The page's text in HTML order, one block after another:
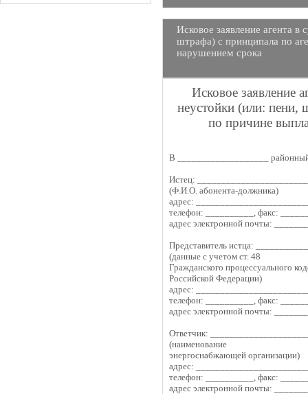
Исковое заявление агента
штрафа) с принципала по
нарушением срока
Исковое заявление
неустойки (или: пени,
по причине
В ___________________
Истец:
(Ф.И.О. абонента-должника)
адрес:
телефон: __________, факс:
адрес электронной почты:
Представитель истца:
(данные с учетом ст. 48
Гражданского процессуального
Российской Федерации)
адрес:
телефон: __________, факс:
адрес электронной почты:
Ответчик:
(наименование
энергоснабжающей организации)
адрес:
телефон: __________, факс:
адрес электронной почты: